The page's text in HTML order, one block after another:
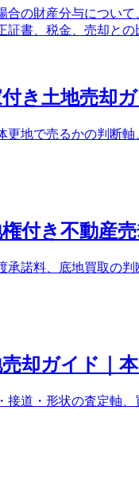
の財産分与につい
書、税金、売却との
き土地売却
地で売るかの判断
付き不動産
諾料、底地買取の
却ガイド｜
道・形状の査定軸